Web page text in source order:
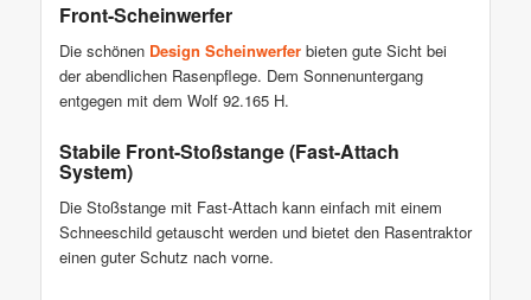
Front-Scheinwerfer
Die schönen Design Scheinwerferbieten gute Sicht bei
der abendlichen Rasenpflege. Dem Sonnenuntergang
entgegen mit dem Wolf 92.165 H.
Stabile Front-Stoßstange (Fast-Attach
System)
Die Stoßstange mit Fast-Attach kann einfach mit einem
Schneeschild getauscht werden und bietet den Rasentraktor
einen guter Schutz nach vorne.